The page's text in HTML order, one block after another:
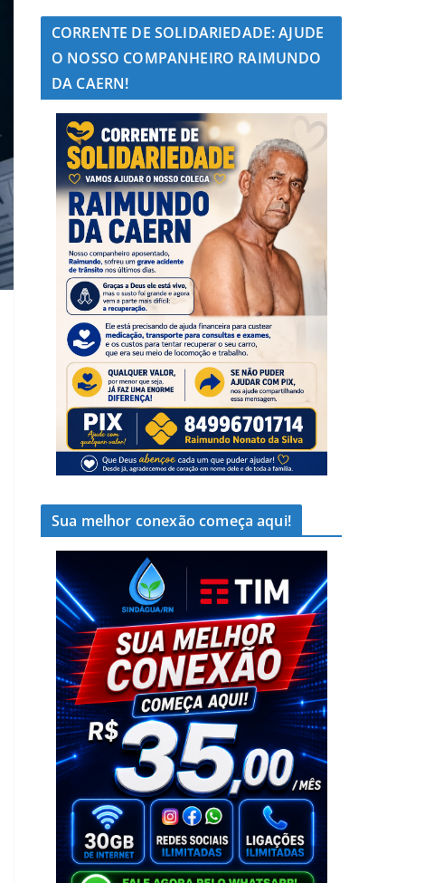
CORRENTE DE SOLIDARIEDADE: AJUDE
O NOSSO COMPANHEIRO RAIMUNDO
DA CAERN!
Sua melhor conexão começa aqui!